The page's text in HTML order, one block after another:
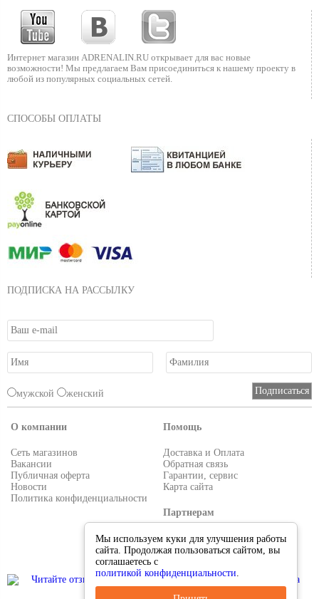
Интернет магазин ADRENALIN.RU открывает для вас новые
возможности! Мы предлагаем Вам присоединиться к нашему проекту в
любой из популярных социальных сетей.
СПОСОБЫ ОПЛАТЫ
ПОДПИСКА НА РАССЫЛКУ
мужской женский
О компании
Сеть магазинов
Вакансии
Публичная оферта
Новости
Политика конфиденциальности
Помощь
Доставка и Оплата
Обратная связь
Гарантии, сервис
Карта сайта
Партнерам
Условия работы
Реквизиты
Мы используем куки для улучшения работы
сайта. Продолжая пользоваться сайтом, вы
соглашаетесь с
политикой конфиденциальности.